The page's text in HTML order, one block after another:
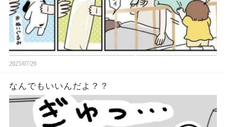
2025/07/29
なんでもいいんだよ？？